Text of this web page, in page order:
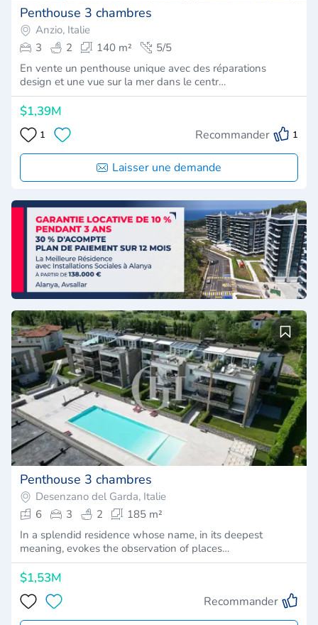
Penthouse 3 chambres
Anzio, Italie
3
2 140 m²
5/5
En vente un penthouse unique avec des réparations
design et une vue sur la mer dans le centr…
$1,39M
1 Recommander 1
Laisser une demande
Penthouse 3 chambres
Desenzano del Garda, Italie
6
3 2
185 m²
In a splendid residence whose name, in its deepest
meaning, evokes the observation of places…
$1,53M
Recommander